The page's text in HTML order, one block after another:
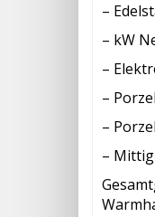
–
– kW
–
–
–
–